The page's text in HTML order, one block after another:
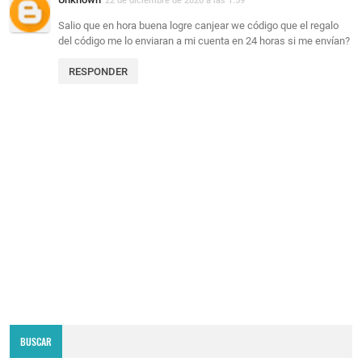
Salio que en hora buena logre canjear we código que el regalo
del código me lo enviaran a mi cuenta en 24 horas si me envían?
RESPONDER
BUSCAR